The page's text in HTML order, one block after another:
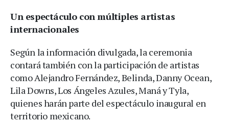
Un espectáculo con múltiples artistas
internacionales
Según la información divulgada, la ceremonia
contará también con la participación de artistas
como Alejandro Fernández, Belinda, Danny Ocean,
Lila Downs, Los Ángeles Azules, Maná y Tyla,
quienes harán parte del espectáculo inaugural en
territorio mexicano.